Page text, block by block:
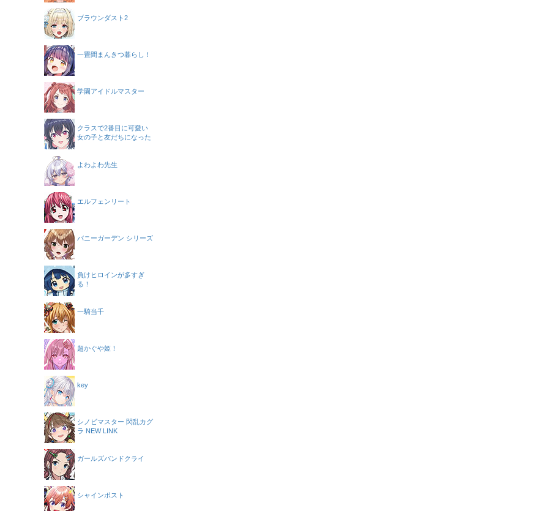
ブラウンダスト2
一畳間まんきつ暮らし！
学園アイドルマスター
クラスで2番目に可愛い
女の子と友だちになった
よわよわ先生
エルフェンリート
バニーガーデン シリーズ
負けヒロインが多すぎ
る！
一騎当千
超かぐや姫！
key
シノビマスター 閃乱カグ
ラ NEW LINK
ガールズバンドクライ
シャインポスト